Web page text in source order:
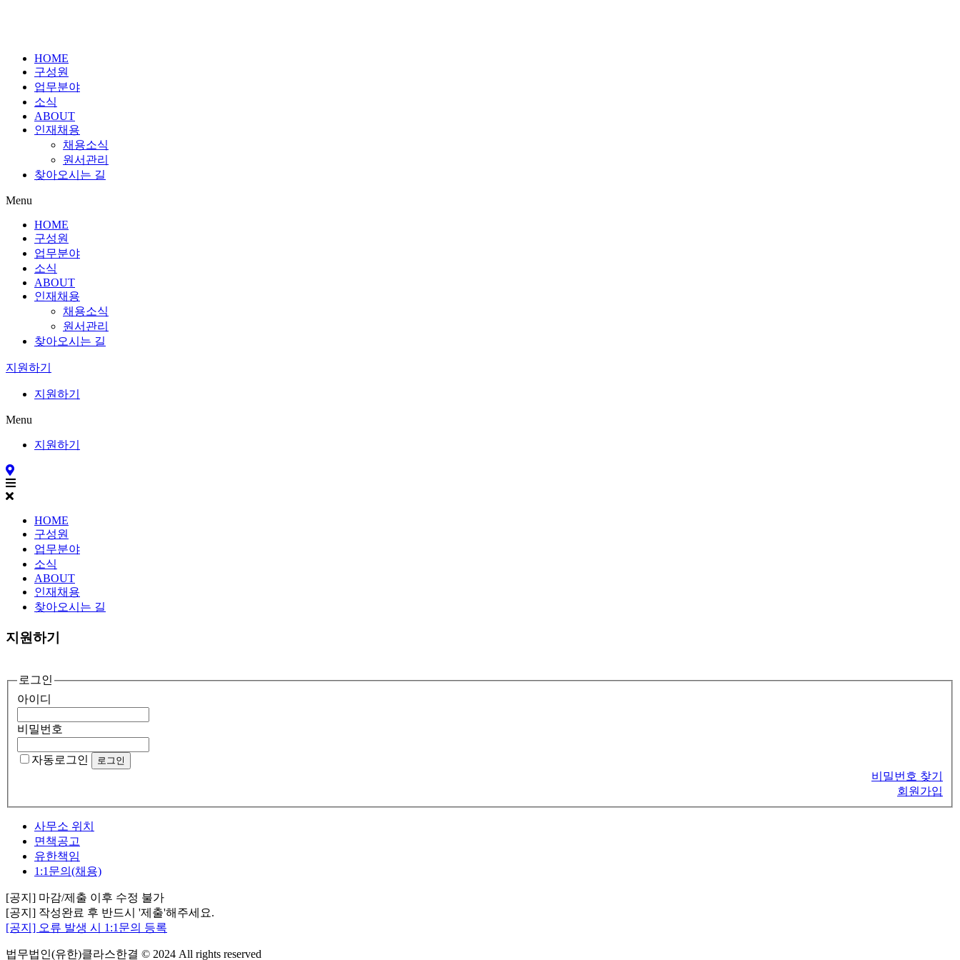
HOME
구성원
업무분야
소식
ABOUT
인재채용
채용소식
원서관리
찾아오시는 길
Menu
HOME
구성원
업무분야
소식
ABOUT
인재채용
채용소식
원서관리
찾아오시는 길
지원하기
지원하기
Menu
지원하기
HOME
구성원
업무분야
소식
ABOUT
인재채용
찾아오시는 길
지원하기
로그인
아이디
비밀번호
자동로그인
비밀번호 찾기
회원가입
사무소 위치
면책공고
유한책임
1:1문의(채용)
[공지] 마감/제출 이후 수정 불가
[공지] 작성완료 후 반드시 '제출'해주세요.
[공지] 오류 발생 시 1:1문의 등록
법무법인(유한)클라스한결 © 2024 All rights reserved